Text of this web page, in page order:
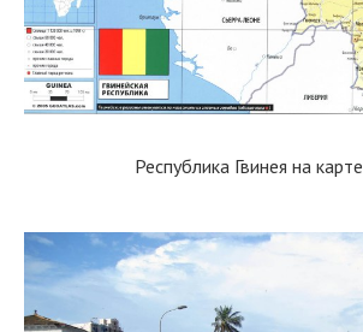
Республика Гвинея на карте